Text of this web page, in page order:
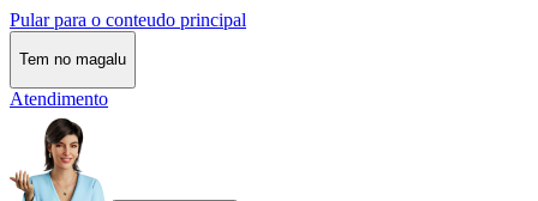
Pular para o conteudo principal
Tem no magalu
Atendimento